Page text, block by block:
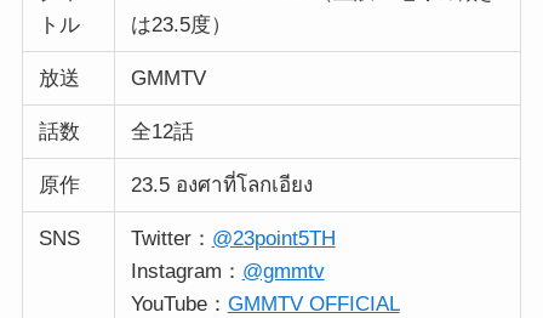
トル
は23.5度）
放送 GMMTV
話数 全12話
原作 23.5 องศาที่โลกเอียง
SNS Twitter： @23point5TH
Instagram： @gmmtv
YouTube： GMMTV OFFICIAL